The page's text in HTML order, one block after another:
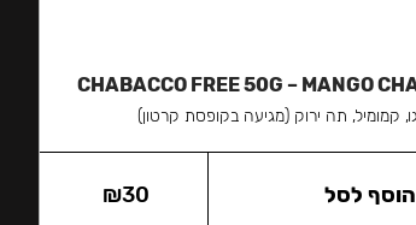
CHABACCO FREE 50G – MANGO
קמומיל, תה ירוק (מגיעה בקופסת קרטון)
₪30 הוסף לסל